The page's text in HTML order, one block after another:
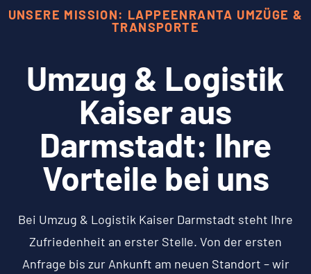
UNSERE MISSION: LAPPEENRANTA UMZÜGE &
TRANSPORTE
Umzug & Logistik
Kaiser aus
Darmstadt: Ihre
Vorteile bei uns
Bei Umzug & Logistik Kaiser Darmstadt steht Ihre
Zufriedenheit an erster Stelle. Von der ersten
Anfrage bis zur Ankunft am neuen Standort – wir